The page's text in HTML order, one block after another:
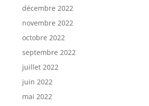
décembre 2022
novembre 2022
octobre 2022
septembre 2022
juillet 2022
juin 2022
mai 2022